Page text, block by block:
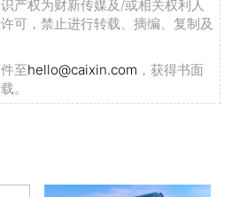
产权为财新传媒及/或相关权利人
可，禁止进行转载、摘编、复制及
至hello@caixin.com ，获得书面
。